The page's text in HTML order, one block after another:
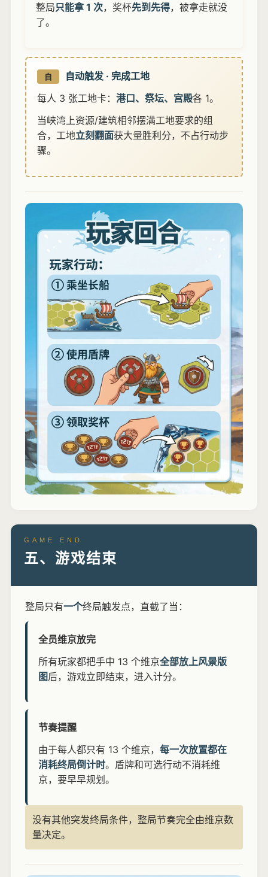
整局只能拿 1 次，奖杯先到先得，被拿走就没
了。
自
自动触发 · 完成工地
每人 3 张工地卡： 港口、祭坛、宫殿各 1。
当峡湾上资源/建筑相邻摆满工地要求的组
合，工地立刻翻面获大量胜利分，不占行动步
骤。
GAME END
五、游戏结束
整局只有一个终局触发点，直截了当：
全员维京放完
所有玩家都把手中 13 个维京全部放上风景版
图后，游戏立即结束，进入计分。
节奏提醒
由于每人都只有 13 个维京， 每一次放置都在
消耗终局倒计时。盾牌和可选行动不消耗维
京，要早早规划。
没有其他突发终局条件，整局节奏完全由维京数
量决定。